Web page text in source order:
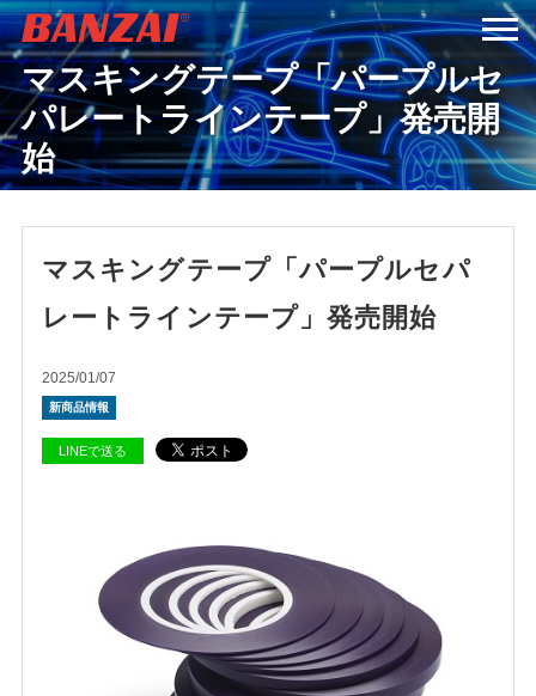
HOME
商品情報
採用情報
お問い合わせ
ENGLISH 中文 ภาษาไทย
マスキングテープ「パープルセ
パレートラインテープ」発売開
始
マスキングテープ「パープルセパ
レートラインテープ」発売開始
2025/01/07
新商品情報
LINEで送る